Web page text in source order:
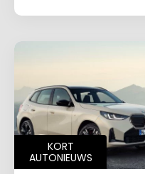
KORT
AUTONIEUWS